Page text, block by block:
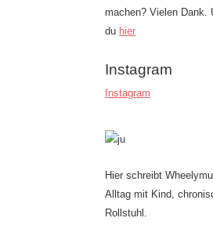
machen? Vielen Dank.
du hier
Instagram
Instagram
Hier schreibt
Alltag mit Kind,
Rollstuhl.